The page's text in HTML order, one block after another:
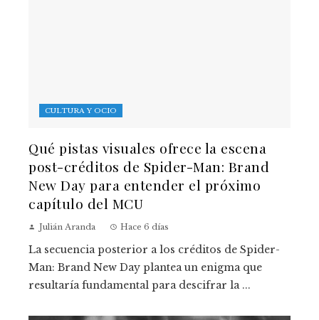
CULTURA Y OCIO
Qué pistas visuales ofrece la escena
post-créditos de Spider-Man: Brand
New Day para entender el próximo
capítulo del MCU
Julián Aranda Hace 6 días
La secuencia posterior a los créditos de Spider-
Man: Brand New Day plantea un enigma que
resultaría fundamental para descifrar la ...